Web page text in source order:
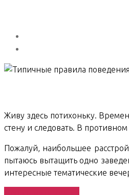
Живу здесь потихоньку.
стену и следовать. В противном
Пожалуй, наибольшее
пытаюсь вытащить одно
интересные тематические